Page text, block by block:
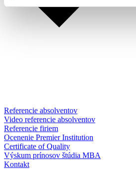
Referencie absolventov
Video referencie absolventov
Referencie firiem
Ocenenie Premier Institution
Certificate of Quality
Výskum prínosov štúdia MBA
Kontakt